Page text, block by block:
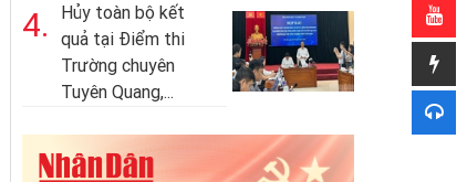
4.
Hủy toàn bộ kết
quả tại Điểm thi
Trường chuyên
Tuyên Quang,...